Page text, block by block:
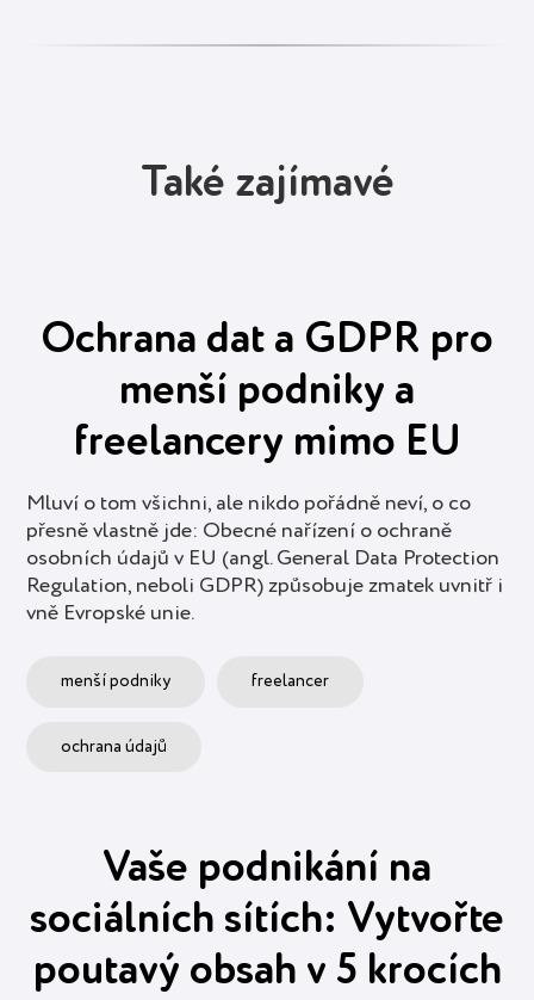
Také zajímavé
Ochrana dat a GDPR pro
menší podniky a
freelancery mimo EU
Mluví o tom všichni, ale nikdo pořádně neví, o co
přesně vlastně jde: Obecné nařízení o ochraně
osobních údajů v EU (angl. General Data Protection
Regulation, neboli GDPR) způsobuje zmatek uvnitř i
vně Evropské unie.
menší podniky freelancer
ochrana údajů
Vaše podnikání na
sociálních sítích: Vytvořte
poutavý obsah v 5 krocích